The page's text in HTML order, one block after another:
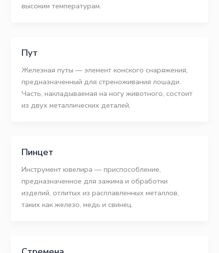
высоким температурам.
Пут
Железная путы — элемент конского снаряжения,
предназначенный для стреноживания лошади.
Часть, накладываемая на ногу животного, состоит
из двух металлических деталей,
Пинцет
Инструмент ювелира — приспособление,
предназначенное для зажима и обработки
изделий, отлитых из расплавленных металлов,
таких как железо, медь и свинец.